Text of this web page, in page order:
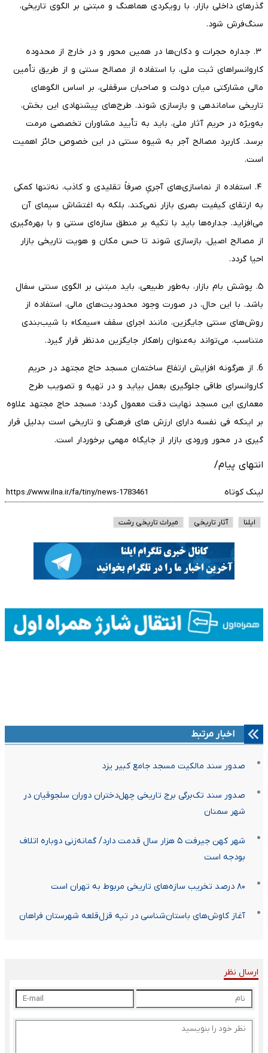
گذرهای داخلی بازار، با رویکردی هماهنگ و مبتنی بر الگوی تاریخی،
سنگ‌فرش شود.
۳. جداره حجرات و دکان‌ها در همین محور و در خارج از محدوده
کاروانسراهای ثبت ملی، با استفاده از مصالح سنتی و از طریق تأمین
مالی مشارکتی میان دولت و صاحبان سرقفلی، بر اساس الگوهای
تاریخی ساماندهی و بازسازی شوند. طرح‌های پیشنهادی این بخش،
به‌ویژه در حریم آثار ملی، باید به تأیید مشاوران تخصصی مرمت
برسد. کاربرد مصالح آجر به شیوه سنتی در این خصوص حائز اهمیت
است.
۴. استفاده از نماسازی‌های آجریِ صرفاً تقلیدی و کاذب، نه‌تنها کمکی
به ارتقای کیفیت بصری بازار نمی‌کند، بلکه به اغتشاش سیمای آن
می‌افزاید. جداره‌ها باید با تکیه بر منطق سازه‌ای سنتی و با بهره‌گیری
از مصالح اصیل، بازسازی شوند تا حس مکان و هویت تاریخی بازار
احیا گردد.
۵. پوشش بام بازار، به‌طور طبیعی، باید مبتنی بر الگوی سنتی سفال
باشد. با این حال، در صورت وجود محدودیت‌های مالی، استفاده از
روش‌های سنتی جایگزین، مانند اجرای سقف «سیمکا» با شیب‌بندی
متناسب، می‌تواند به‌عنوان راهکار جایگزین مدنظر قرار گیرد.
6. از هرگونه افزایش ارتفاع ساختمان مسجد حاج مجتهد در حریم
کاروانسرای طاقی جلوگیری بعمل بیاید و در تهیه و تصویب طرح
معماری این مسجد نهایت دقت معمول گردد؛ مسجد حاج مجتهد علاوه
بر اینکه فی نفسه دارای ارزش های فرهنگی و تاریخی است بدلیل قرار
گیری در محور ورودی بازار از جایگاه مهمی برخوردار است.
انتهای پیام/
لینک کوتاه
ایلنا آثار تاریخی میراث تاریخی رشت
اخبار مرتبط
صدور سند مالکیت مسجد جامع کبیر یزد
صدور سند تک‌برگی برج تاریخی چهل‌دختران دوران سلجوقیان در
شهر سمنان
شهر کهن جیرفت ۵ هزار سال قدمت دارد/ گمانه‌زنی دوباره اتلاف
بودجه است
۸۰ درصد تخریب سازه‌های تاریخی مربوط به تهران است
آغاز کاوش‌های باستان‌شناسی در تپه قزل‌قلعه شهرستان فراهان
ارسال نظر